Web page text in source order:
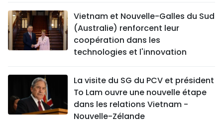
Vietnam et Nouvelle-Galles du Sud
(Australie) renforcent leur
coopération dans les
technologies et l'innovation
La visite du SG du PCV et président
To Lam ouvre une nouvelle étape
dans les relations Vietnam -
Nouvelle-Zélande